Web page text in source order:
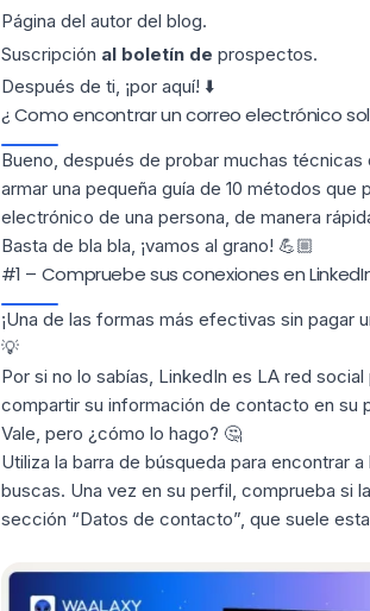
Página del autor del blog.
Suscripción al boletín de prospectos.
Después de ti, ¡por aquí! ⬇️
¿ Como encontrar un correo electrónico
Bueno, después de probar muchas
armar una pequeña guía de 10 métodos
electrónico de una persona, de manera
Basta de bla bla, ¡vamos al grano! 💪🏼
#1 – Compruebe sus conexiones en
¡Una de las formas más efectivas sin pagar
💡
Por si no lo sabías, LinkedIn es LA red
compartir su información de contacto en su
Vale, pero ¿cómo lo hago? 🤔
Utiliza la barra de búsqueda para encontrar
buscas. Una vez en su perfil, comprueba si
sección “Datos de contacto”, que suele